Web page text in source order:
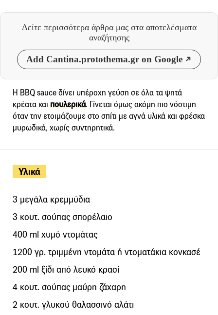
Δείτε περισσότερα άρθρα μας στα αποτελέσματα
αναζήτησης
Add Cantina.protothema.gr on Google
Υλικά
3 μεγάλα κρεμμύδια
3 κουτ. σούπας σπορέλαιο
400 ml χυμό ντομάτας
1200 γρ. τριμμένη ντομάτα ή ντοματάκια κονκασέ
200 ml ξίδι από λευκό κρασί
4 κουτ. σούπας μαύρη ζάχαρη
2 κουτ. γλυκού θαλασσινό αλάτι
Η BBQ sauce δίνει υπέροχη γεύση σε όλα τα ψητά
κρέατα και πουλερικά. Γίνεται όμως ακόμη πιο νόστιμη
όταν την ετοιμάζουμε στο σπίτι με αγνά υλικά και φρέσκα
μυρωδικά, χωρίς συντηρητικά.